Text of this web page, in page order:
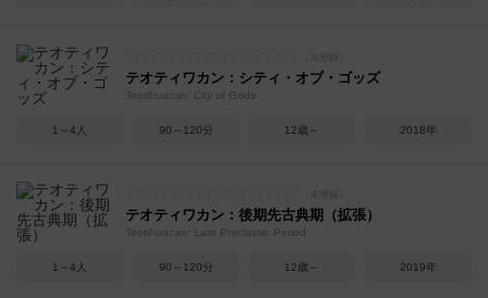
テオティワカン：シティ・オブ・ゴッズ
Teotihuacan: City of Gods
1～4人 90～120分 12歳～ 2018年
テオティワカン：後期先古典期（拡張）
Teotihuacan: Late Preclassic Period
1～4人 90～120分 12歳～ 2019年